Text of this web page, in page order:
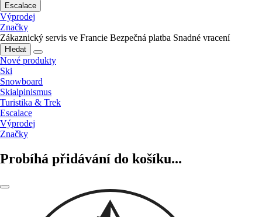
Escalace
Výprodej
Značky
Zákaznický servis ve Francie Bezpečná platba Snadné vracení
Hledat
Nové produkty
Ski
Snowboard
Skialpinismus
Turistika & Trek
Escalace
Výprodej
Značky
Probíhá přidávání do košíku...